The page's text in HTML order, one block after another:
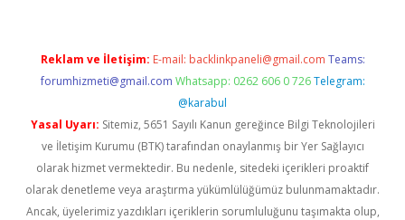
Reklam ve İletişim: E-mail: backlinkpaneli@gmail.com Teams:
forumhizmeti@gmail.com Whatsapp: 0262 606 0 726 Telegram:
@karabul
Yasal Uyarı: Sitemiz, 5651 Sayılı Kanun gereğince Bilgi Teknolojileri
ve İletişim Kurumu (BTK) tarafından onaylanmış bir Yer Sağlayıcı
olarak hizmet vermektedir. Bu nedenle, sitedeki içerikleri proaktif
olarak denetleme veya araştırma yükümlülüğümüz bulunmamaktadır.
Ancak, üyelerimiz yazdıkları içeriklerin sorumluluğunu taşımakta olup,